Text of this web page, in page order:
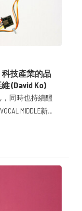
科技產業的品
(David Ko)
同時也持續醞
MIDDLE新